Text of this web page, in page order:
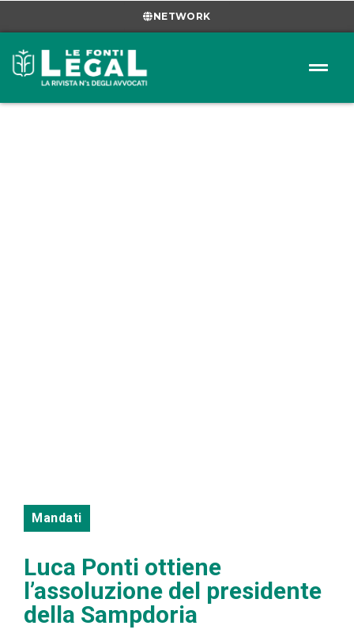
NETWORK
Mandati
Luca Ponti ottiene
l’assoluzione del presidente
della Sampdoria